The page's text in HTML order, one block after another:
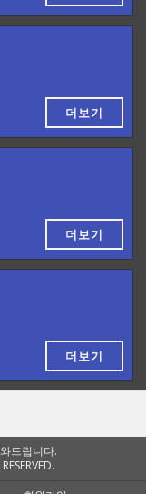
더보기
더보기
더보기
드립니다.